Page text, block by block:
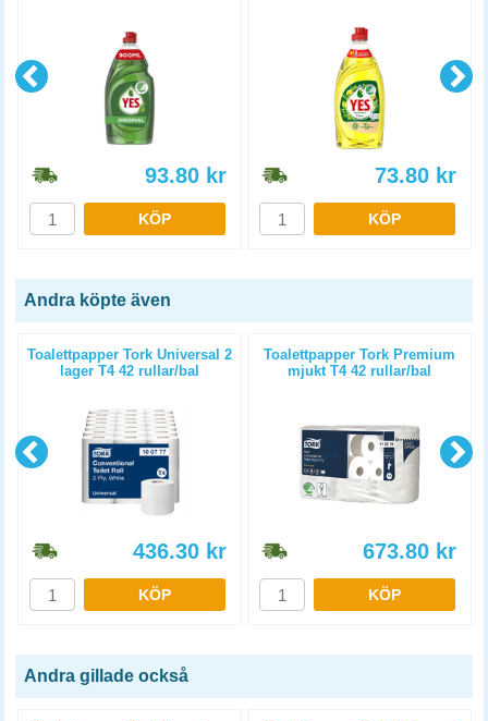
93.80 kr
KÖP
73.80 kr
KÖP
Andra köpte även
Toalettpapper Tork Universal 2
lager T4 42 rullar/bal
436.30 kr
KÖP
Toalettpapper Tork Premium
mjukt T4 42 rullar/bal
673.80 kr
KÖP
Andra gillade också